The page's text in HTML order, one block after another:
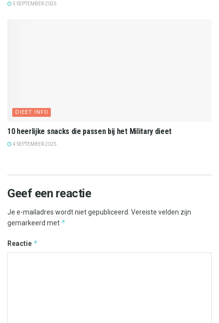
5 SEPTEMBER 2025
DIEET INFO
10 heerlijke snacks die passen bij het Military dieet
4 SEPTEMBER 2025
Geef een reactie
Je e-mailadres wordt niet gepubliceerd. Vereiste velden zijn
gemarkeerd met *
Reactie *